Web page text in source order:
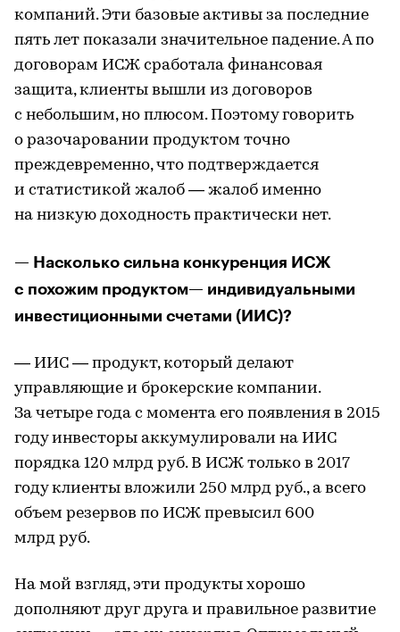
компаний. Эти базовые активы за последние
пять лет показали значительное падение. А по
договорам ИСЖ сработала финансовая
защита, клиенты вышли из договоров
с небольшим, но плюсом. Поэтому говорить
о разочаровании продуктом точно
преждевременно, что подтверждается
и статистикой жалоб — жалоб именно
на низкую доходность практически нет.
— Насколько сильна конкуренция ИСЖ
с похожим продуктом— индивидуальными
инвестиционными счетами (ИИС)?
— ИИС — продукт, который делают
управляющие и брокерские компании.
За четыре года с момента его появления в 2015
году инвесторы аккумулировали на ИИС
порядка 120 млрд руб. В ИСЖ только в 2017
году клиенты вложили 250 млрд руб., а всего
объем резервов по ИСЖ превысил 600
млрд руб.
На мой взгляд, эти продукты хорошо
дополняют друг друга и правильное развитие